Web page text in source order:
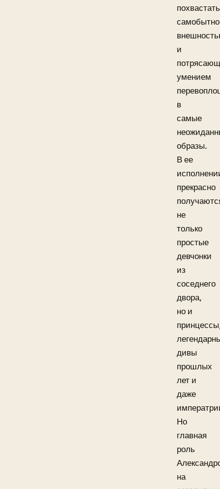
и
умением
в
самые
образы.
В ее
прекрасно
не
только
простые
девчонки
из
соседнего
двора,
но и
дивы
прошлых
лет и
даже
Но
главная
роль
на